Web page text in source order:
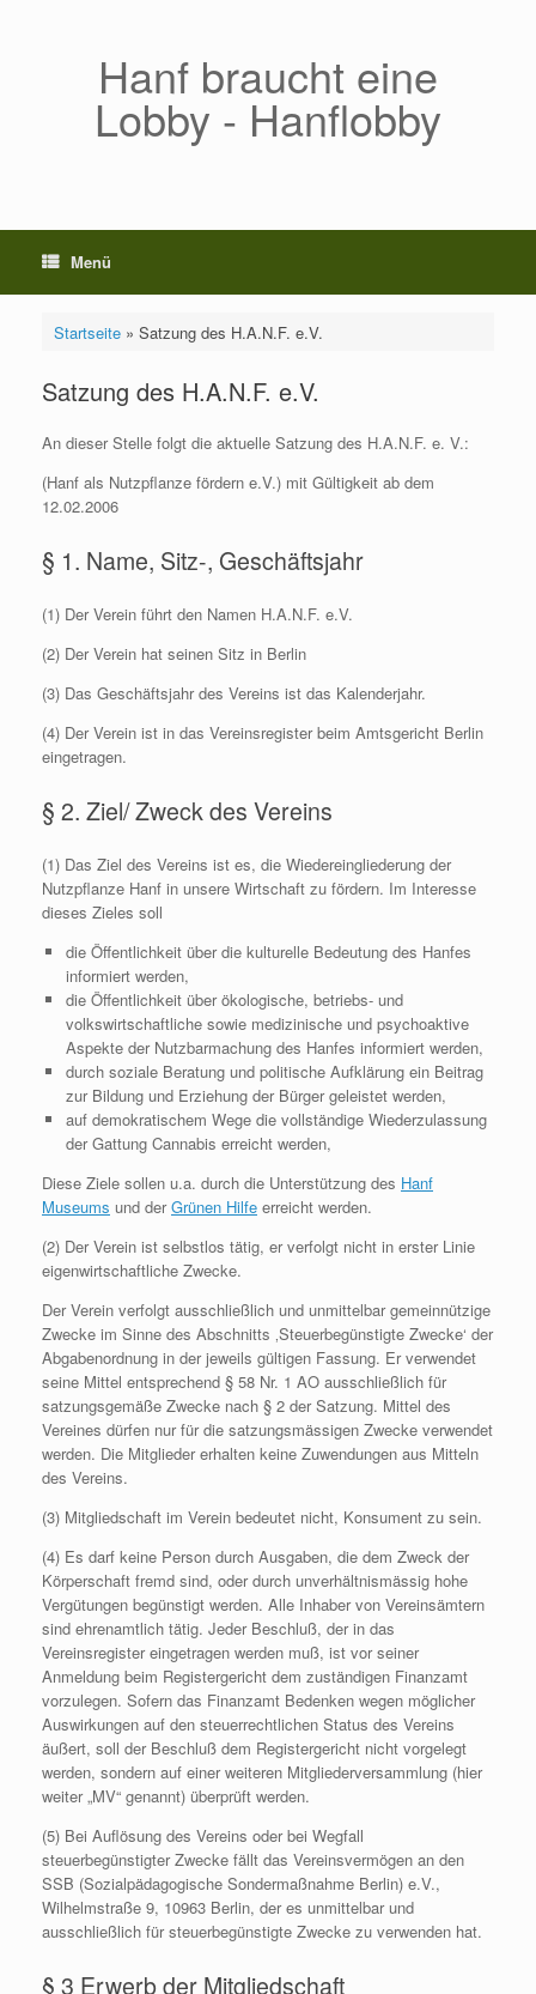
Hanf braucht eine
Lobby - Hanflobby
Menü
Startseite» Satzung des H.A.N.F. e.V.
Satzung des H.A.N.F. e.V.
An dieser Stelle folgt die aktuelle Satzung des H.A.N.F. e. V.:
(Hanf als Nutzpflanze fördern e.V.) mit Gültigkeit ab dem
12.02.2006
§ 1. Name, Sitz-, Geschäftsjahr
(1) Der Verein führt den Namen H.A.N.F. e.V.
(2) Der Verein hat seinen Sitz in Berlin
(3) Das Geschäftsjahr des Vereins ist das Kalenderjahr.
(4) Der Verein ist in das Vereinsregister beim Amtsgericht Berlin
eingetragen.
§ 2. Ziel/ Zweck des Vereins
(1) Das Ziel des Vereins ist es, die Wiedereingliederung der
Nutzpflanze Hanf in unsere Wirtschaft zu fördern. Im Interesse
dieses Zieles soll
die Öffentlichkeit über die kulturelle Bedeutung des Hanfes
informiert werden,
die Öffentlichkeit über ökologische, betriebs- und
volkswirtschaftliche sowie medizinische und psychoaktive
Aspekte der Nutzbarmachung des Hanfes informiert werden,
durch soziale Beratung und politische Aufklärung ein Beitrag
zur Bildung und Erziehung der Bürger geleistet werden,
auf demokratischem Wege die vollständige Wiederzulassung
der Gattung Cannabis erreicht werden,
Diese Ziele sollen u.a. durch die Unterstützung des Hanf
Museums und derGrünen Hilfe erreicht werden.
(2) Der Verein ist selbstlos tätig, er verfolgt nicht in erster Linie
eigenwirtschaftliche Zwecke.
Der Verein verfolgt ausschließlich und unmittelbar gemeinnützige
Zwecke im Sinne des Abschnitts ‚Steuerbegünstigte Zwecke‘ der
Abgabenordnung in der jeweils gültigen Fassung. Er verwendet
seine Mittel entsprechend § 58 Nr. 1 AO ausschließlich für
satzungsgemäße Zwecke nach § 2 der Satzung. Mittel des
Vereines dürfen nur für die satzungsmässigen Zwecke verwendet
werden. Die Mitglieder erhalten keine Zuwendungen aus Mitteln
des Vereins.
(3) Mitgliedschaft im Verein bedeutet nicht, Konsument zu sein.
(4) Es darf keine Person durch Ausgaben, die dem Zweck der
Körperschaft fremd sind, oder durch unverhältnismässig hohe
Vergütungen begünstigt werden. Alle Inhaber von Vereinsämtern
sind ehrenamtlich tätig. Jeder Beschluß, der in das
Vereinsregister eingetragen werden muß, ist vor seiner
Anmeldung beim Registergericht dem zuständigen Finanzamt
vorzulegen. Sofern das Finanzamt Bedenken wegen möglicher
Auswirkungen auf den steuerrechtlichen Status des Vereins
äußert, soll der Beschluß dem Registergericht nicht vorgelegt
werden, sondern auf einer weiteren Mitgliederversammlung (hier
weiter „MV“ genannt) überprüft werden.
(5) Bei Auflösung des Vereins oder bei Wegfall
steuerbegünstigter Zwecke fällt das Vereinsvermögen an den
SSB (Sozialpädagogische Sondermaßnahme Berlin) e.V.,
Wilhelmstraße 9, 10963 Berlin, der es unmittelbar und
ausschließlich für steuerbegünstigte Zwecke zu verwenden hat.
§ 3 Erwerb der Mitgliedschaft